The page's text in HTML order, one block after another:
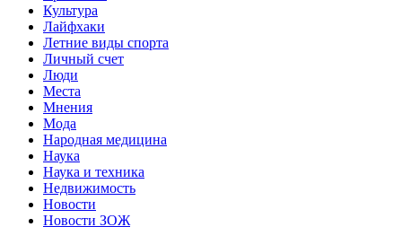
Культура
Лайфхаки
Летние виды спорта
Личный счет
Люди
Места
Мнения
Мода
Народная медицина
Наука
Наука и техника
Недвижимость
Новости
Новости ЗОЖ